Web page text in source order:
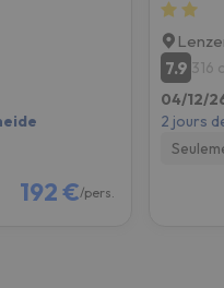
192 €/pers.
7.9 316
04/12/
2 jours